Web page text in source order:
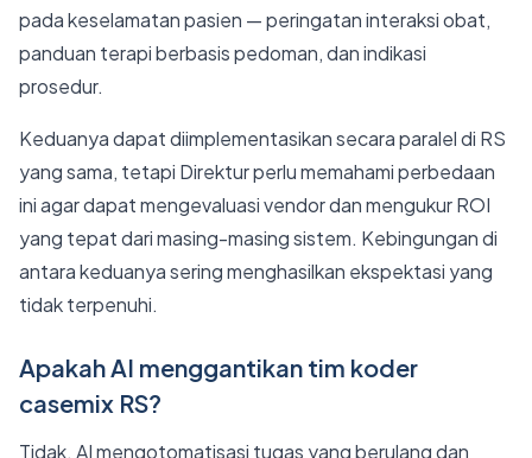
pada keselamatan pasien — peringatan interaksi obat,
panduan terapi berbasis pedoman, dan indikasi
prosedur.
Keduanya dapat diimplementasikan secara paralel di RS
yang sama, tetapi Direktur perlu memahami perbedaan
ini agar dapat mengevaluasi vendor dan mengukur ROI
yang tepat dari masing-masing sistem. Kebingungan di
antara keduanya sering menghasilkan ekspektasi yang
tidak terpenuhi.
Apakah AI menggantikan tim koder
casemix RS?
Tidak. AI mengotomatisasi tugas yang berulang dan